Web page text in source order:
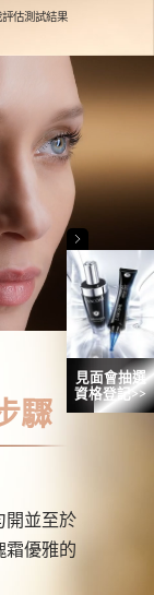
估測試結果
驟
開並至於
霜優雅的
見面會抽選
資格登記>>